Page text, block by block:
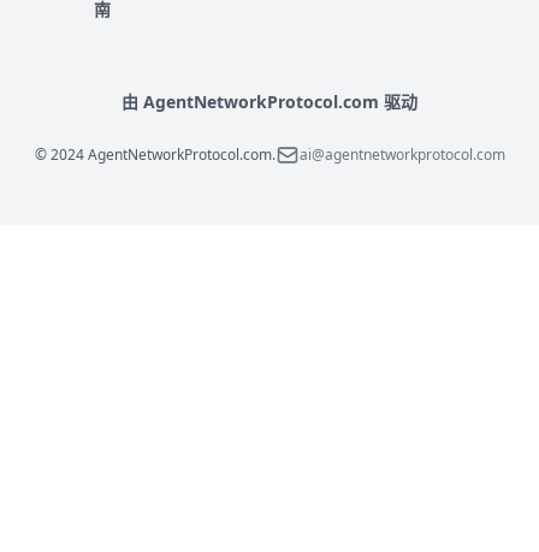
南
由 AgentNetworkProtocol.com 驱动
© 2024 AgentNetworkProtocol.com. ai@agentnetworkprotocol.com